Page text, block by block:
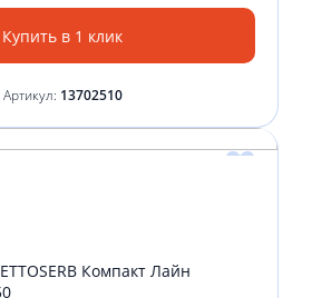
Купить в 1 клик
Артикул: 13702510
Компакт Лайн